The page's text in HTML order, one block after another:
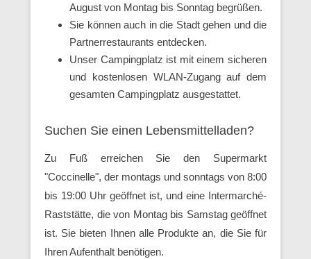
August von Montag bis Sonntag begrüßen.
Sie können auch in die Stadt gehen und die
Partnerrestaurants entdecken.
Unser Campingplatz ist mit einem sicheren
und kostenlosen WLAN-Zugang auf dem
gesamten Campingplatz ausgestattet.
Suchen Sie einen Lebensmittelladen?
Zu Fuß erreichen Sie den Supermarkt
"Coccinelle", der montags und sonntags von 8:00
bis 19:00 Uhr geöffnet ist, und eine Intermarché-
Raststätte, die von Montag bis Samstag geöffnet
ist. Sie bieten Ihnen alle Produkte an, die Sie für
Ihren Aufenthalt benötigen.